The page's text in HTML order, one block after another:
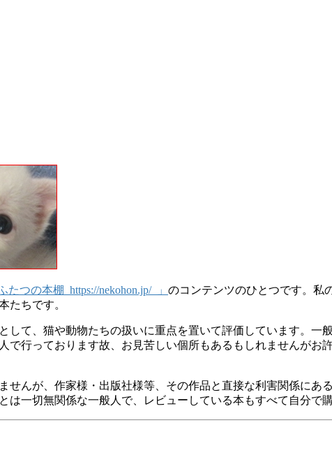
たつの本棚 https://nekohon.jp/ 」 のコンテンツのひとつです。私
たちです。
て、猫や動物たちの扱いに重点を置いて評価しています。一
で行っております故、お見苦しい個所もあるもしれませんがお
んが、作家様・出版社様等、その作品と直接な利害関係にあ
一切無関係な一般人で、レビューしている本もすべて自分で購